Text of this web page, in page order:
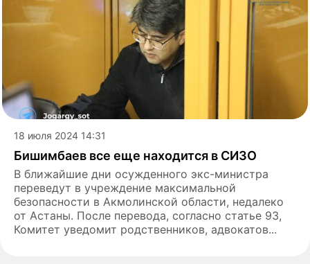
18 июля 2024 14:31
Бишимбаев все еще находится в СИЗО
В ближайшие дни осужденного экс-министра
переведут в учреждение максимальной
безопасности в Акмолинской области, недалеко
от Астаны. После перевода, согласно статье 93,
Комитет уведомит родственников, адвокатов...